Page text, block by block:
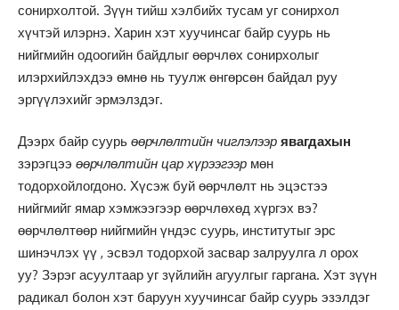
сонирхолтой. Зүүн тийш хэлбийх тусам уг сонирхол
хүчтэй илэрнэ. Харин хэт хуучинсаг байр суурь нь
нийгмийн одоогийн байдлыг өөрчлөх сонирхолыг
илэрхийлэхдээ өмнө нь туулж өнгөрсөн байдал руу
эргүүлэхийг эрмэлздэг.
Дээрх байр суурь өөрчлөлтийн чиглэлээр явагдахын
зэрэгцээ өөрчлөлтийн цар хүрээгээр мөн
тодорхойлогдоно. Хүсэж буй өөрчлөлт нь эцэстээ
нийгмийг ямар хэмжээгээр өөрчлөхөд хүргэх вэ?
өөрчлөлтөөр нийгмийн үндэс суурь, институтыг эрс
шинэчлэх үү , эсвэл тодорхой засвар залруулга л орох
уу? Зэрэг асуултаар уг зүйлийн агуулгыг гаргана. Хэт зүүн
радикал болон хэт баруун хуучинсаг байр суурь эзэлдэг